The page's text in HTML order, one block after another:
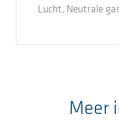
Lucht, Neutrale
Meer